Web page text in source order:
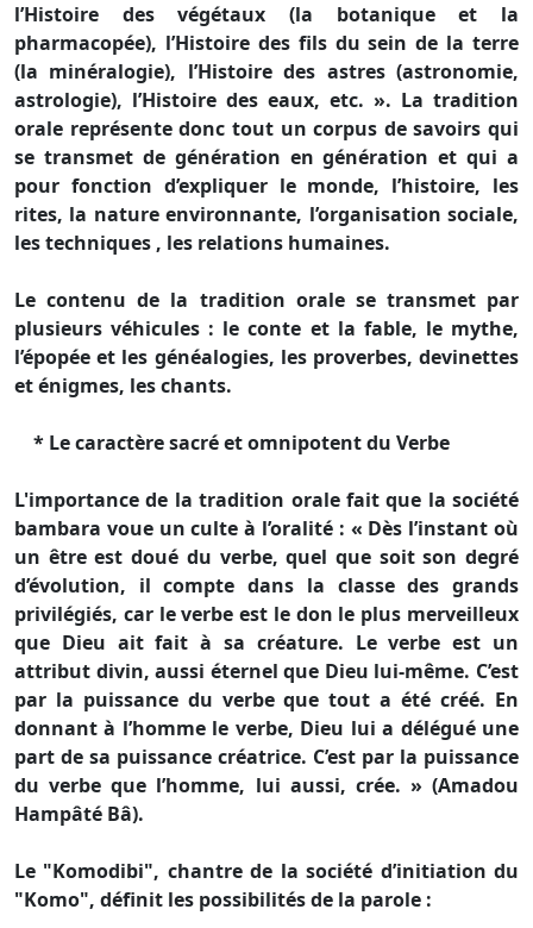
l’Histoire des végétaux (la botanique et la
pharmacopée), l’Histoire des fils du sein de la terre
(la minéralogie), l’Histoire des astres (astronomie,
astrologie), l’Histoire des eaux, etc. ». La tradition
orale représente donc tout un corpus de savoirs qui
se transmet de génération en génération et qui a
pour fonction d’expliquer le monde, l’histoire, les
rites, la nature environnante, l’organisation sociale,
les techniques , les relations humaines.
Le contenu de la tradition orale se transmet par
plusieurs véhicules : le conte et la fable, le mythe,
l’épopée et les généalogies, les proverbes, devinettes
et énigmes, les chants.
* Le caractère sacré et omnipotent du Verbe
L'importance de la tradition orale fait que la société
bambara voue un culte à l’oralité : « Dès l’instant où
un être est doué du verbe, quel que soit son degré
d’évolution, il compte dans la classe des grands
privilégiés, car le verbe est le don le plus merveilleux
que Dieu ait fait à sa créature. Le verbe est un
attribut divin, aussi éternel que Dieu lui-même. C’est
par la puissance du verbe que tout a été créé. En
donnant à l’homme le verbe, Dieu lui a délégué une
part de sa puissance créatrice. C’est par la puissance
du verbe que l’homme, lui aussi, crée. » (Amadou
Hampâté Bâ).
Le "Komodibi", chantre de la société d’initiation du
"Komo", définit les possibilités de la parole :